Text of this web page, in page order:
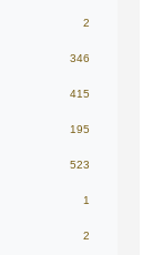
2
346
415
195
523
1
2